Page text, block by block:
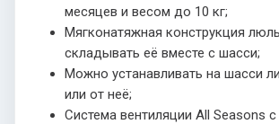
месяцев и весом до 10 кг;
Мягконатяжная конструкция
складывать её вместе с шасси;
Можно устанавливать на шасси
или от неё;
Система вентиляции All Seasons с